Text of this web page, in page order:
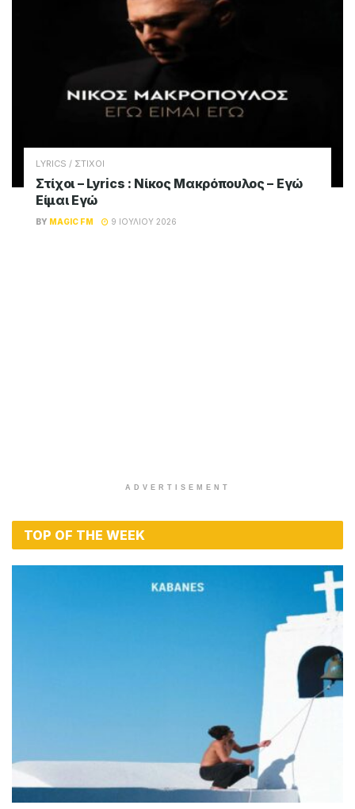
LYRICS / ΣΤΙΧΟΙ
Στίχοι – Lyrics : Νίκος Μακρόπουλος – Εγώ
Είμαι Εγώ
BY MAGIC FM 9 ΙΟΥΛΊΟΥ 2026
ADVERTISEMENT
TOP OF THE WEEK